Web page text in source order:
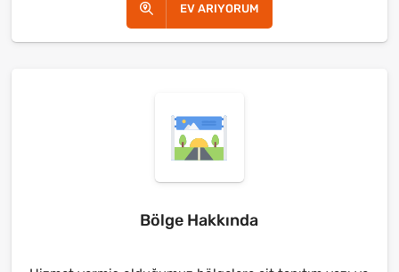
EV ARIYORUM
Bölge Hakkında